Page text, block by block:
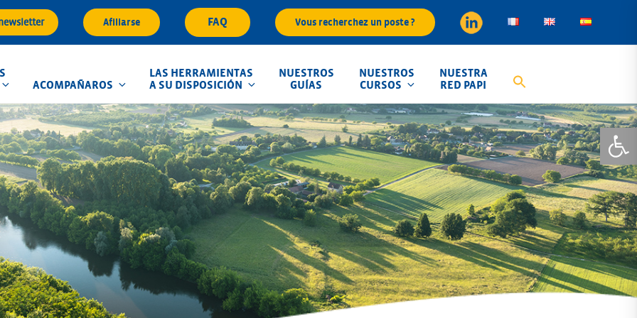
Abrir
Afiliarse FAQ Vous recherchez un poste ?
ACOMPAÑAROS
LAS HERRAMIENTAS
A SU DISPOSICIÓN
NUESTROS
GUÍAS
NUESTROS
CURSOS
NUESTRA
RED PAPI
d'Inondation